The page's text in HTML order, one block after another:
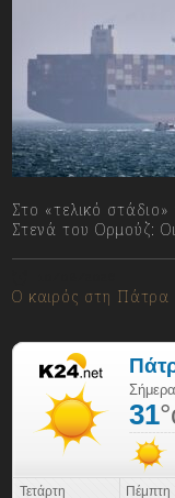
Στο «τελικό
Στενά του Ορμούζ:
Ο καιρός στη Πάτρα